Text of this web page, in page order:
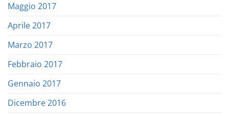
Maggio 2017
Aprile 2017
Marzo 2017
Febbraio 2017
Gennaio 2017
Dicembre 2016